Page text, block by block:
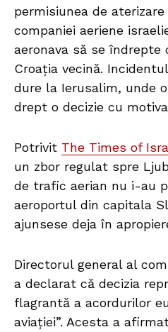
permisiunea de
companiei aeriene
aeronava să se îndrepte
Croația vecină.
dure la Ierusalim, unde
drept o decizie cu
Potrivit The Times of
un zbor regulat spre
de trafic aerian nu i-au
aeroportul din capitala
ajunsese deja în
Directorul general al
a declarat că decizia
flagrantă a acordurilor
aviației”. Acesta a